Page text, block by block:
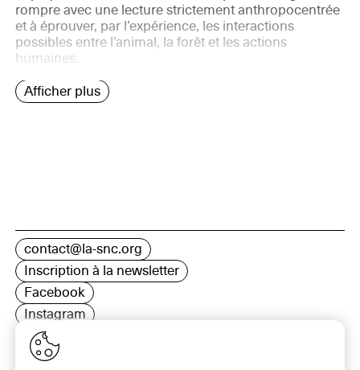
rompre avec une lecture strictement anthropocentrée
et à éprouver, par l’expérience, les interactions
possibles entre l’animal, la forêt et les actions
humaines.
Afficher plus
contact@la-snc.org
Inscription à la newsletter
Facebook
Instagram
LinkedIn